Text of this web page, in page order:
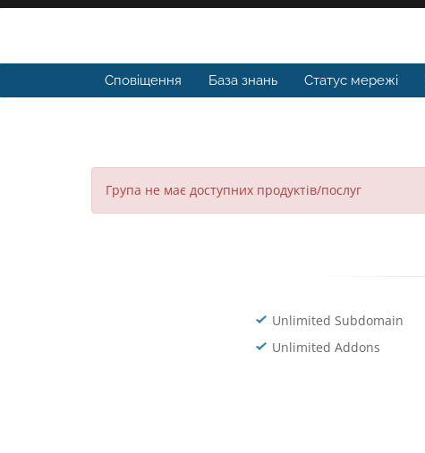
Сповіщення База знань Статус мережі
Група не має доступних продуктів/послуг
Unlimited Subdomain
Unlimited Addons